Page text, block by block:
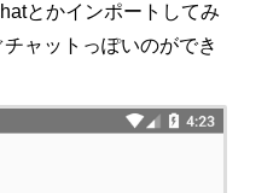
とかインポートしてみ
ャットっぽいのができ